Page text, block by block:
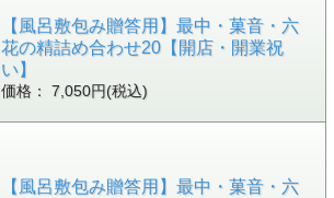
【風呂敷包み贈答用】最中・菓音・六
花の精詰め合わせ20【開店・開業祝
い】
価格： 7,050円(税込)
【風呂敷包み贈答用】最中・菓音・六